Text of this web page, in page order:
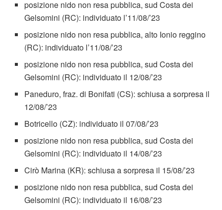
posizione nido non resa pubblica, sud Costa dei
Gelsomini (RC): individuato l’11/08/’23
posizione nido non resa pubblica, alto Ionio reggino
(RC): individuato l’11/08/’23
posizione nido non resa pubblica, sud Costa dei
Gelsomini (RC): individuato il 12/08/’23
Paneduro, fraz. di Bonifati (CS): schiusa a sorpresa il
12/08/’23
Botricello (CZ): individuato il 07/08/’23
posizione nido non resa pubblica, sud Costa dei
Gelsomini (RC): individuato il 14/08/’23
Cirò Marina (KR): schiusa a sorpresa il 15/08/’23
posizione nido non resa pubblica, sud Costa dei
Gelsomini (RC): individuato il 16/08/’23